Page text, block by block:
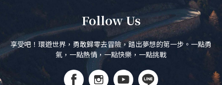
Follow Us
享受吧！環遊世界，勇敢歸零去冒險，踏出夢想的第一步。一點勇
氣，一點熱情，一點快樂，一點挑戰